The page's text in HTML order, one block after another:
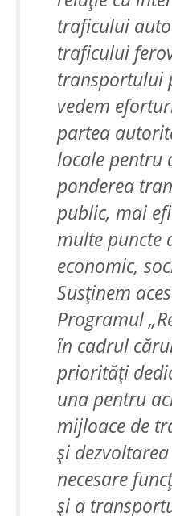
traficului
traficului
transportului
vedem
partea
locale pentru
ponderea
public, mai
multe puncte
economic,
Susținem
Programul
în cadrul
priorități
una pentru
mijloace de
și
necesare
și a